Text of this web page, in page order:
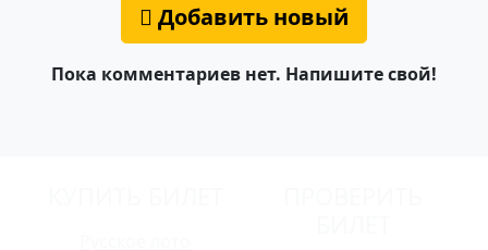
Добавить новый
Пока комментариев нет. Напишите свой!